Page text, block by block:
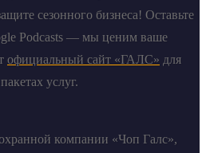
сезонного бизнеса! Оставьте
Podcasts — мы ценим ваше
официальный сайт «ГАЛС» для
услуг.
компании «Чоп Галс»,